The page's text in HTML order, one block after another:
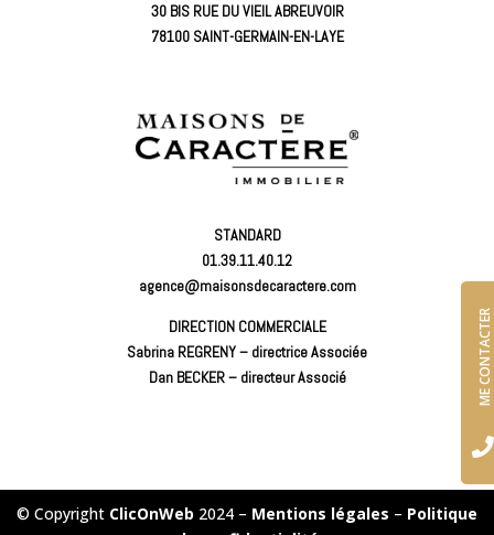
30 BIS RUE DU VIEIL ABREUVOIR
78100 SAINT-GERMAIN-EN-LAYE
STANDARD
01.39.11.40.12
agence@maisonsdecaractere.com
DIRECTION COMMERCIALE
Sabrina REGRENY – directrice Associée
Dan BECKER – directeur Associé

ME CONTACTER
© Copyright ClicOnWeb 2024 – Mentions légales – Politique